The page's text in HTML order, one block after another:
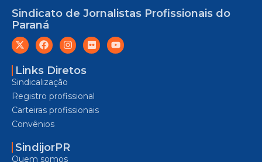
Sindicato de Jornalistas Profissionais do
Paraná
Links Diretos
Sindicalização
Registro profissional
Carteiras profissionais
Convênios
SindijorPR
Quem somos